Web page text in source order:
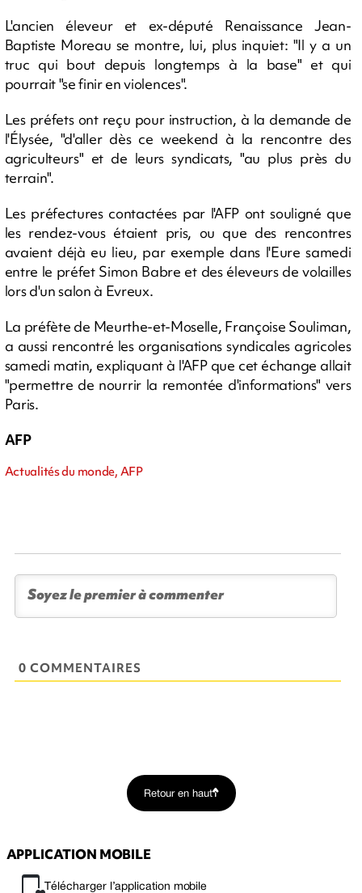
L'ancien éleveur et ex-député Renaissance Jean-
Baptiste Moreau se montre, lui, plus inquiet: "Il y a un
truc qui bout depuis longtemps à la base" et qui
pourrait "se finir en violences".
Les préfets ont reçu pour instruction, à la demande de
l'Élysée, "d'aller dès ce weekend à la rencontre des
agriculteurs" et de leurs syndicats, "au plus près du
terrain".
Les préfectures contactées par l'AFP ont souligné que
les rendez-vous étaient pris, ou que des rencontres
avaient déjà eu lieu, par exemple dans l'Eure samedi
entre le préfet Simon Babre et des éleveurs de volailles
lors d'un salon à Evreux.
La préfète de Meurthe-et-Moselle, Françoise Souliman,
a aussi rencontré les organisations syndicales agricoles
samedi matin, expliquant à l'AFP que cet échange allait
"permettre de nourrir la remontée d'informations" vers
Paris.
AFP
Actualités du monde, AFP
0 COMMENTAIRES
Retour en haut
APPLICATION MOBILE
Télécharger l’application mobile